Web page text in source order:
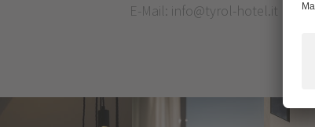
E-Mail: info@tyrol-hotel.it